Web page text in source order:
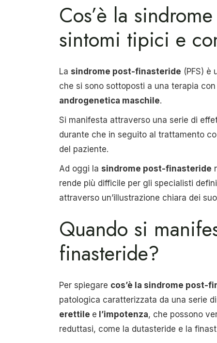
Cos’è la
sintomi tipici e
La sindrome post-finasteride (PFS) è
che si sono sottoposti a una terapia
androgenetica maschile.
Si manifesta attraverso una serie di
durante che in seguito al trattamento
del paziente.
Ad oggi la sindrome post-finasteride
rende più difficile per gli specialisti
attraverso un’illustrazione chiara dei
Quando si
finasteride?
Per spiegare cos’è la sindrome post-
patologica caratterizzata da una serie
erettile e l’impotenza, che possono
reduttasi, come la dutasteride e la